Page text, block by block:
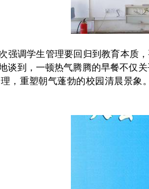
强调学生管理要回归到教育本质
谈到，一顿热气腾腾的早餐不仅
，重塑朝气蓬勃的校园清晨景